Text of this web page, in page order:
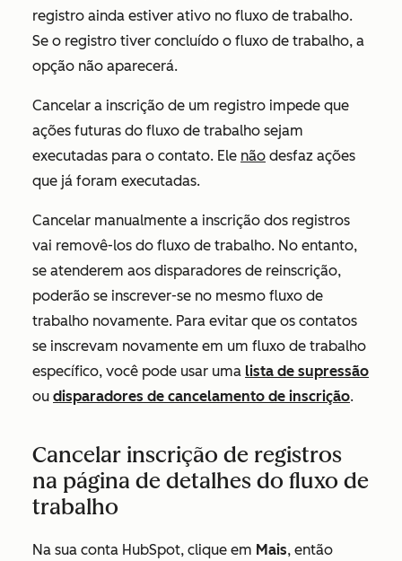
registro ainda estiver ativo no fluxo de trabalho.
Se o registro tiver concluído o fluxo de trabalho, a
opção não aparecerá.
Cancelar a inscrição de um registro impede que
ações futuras do fluxo de trabalho sejam
executadas para o contato. Ele não desfaz ações
que já foram executadas.
Cancelar manualmente a inscrição dos registros
vai removê-los do fluxo de trabalho. No entanto,
se atenderem aos disparadores de reinscrição,
poderão se inscrever-se no mesmo fluxo de
trabalho novamente. Para evitar que os contatos
se inscrevam novamente em um fluxo de trabalho
específico, você pode usar uma lista de supressão
ou disparadores de cancelamento de inscrição.
Cancelar inscrição de registros
na página de detalhes do fluxo de
trabalho
Na sua conta HubSpot, clique em Mais, então